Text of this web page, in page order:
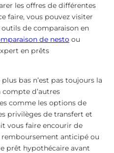
les offres de différentes
faire, vous pouvez visiter
de comparaison en
de nesto ou
en prêts
bas n’est pas toujours la
d’autres
comme les options de
privilèges de transfert et
vous faire encourir de
remboursement anticipé ou
prêt hypothécaire avant